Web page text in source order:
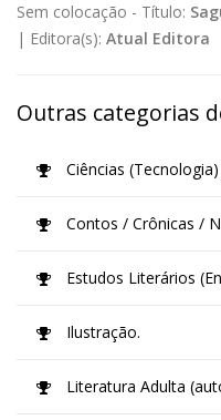
Sem colocação - Título:
| Editora(s): Atual Editora
Outras categorias
Ciências (Tecnologia)
Contos / Crônicas /
Estudos Literários
Ilustração.
Literatura Adulta